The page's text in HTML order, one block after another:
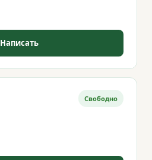
Написать
Свободно